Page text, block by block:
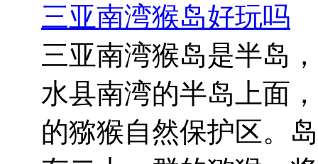
三亚南湾猴岛好玩吗
三亚南湾猴岛是半岛
水县南湾的半岛上面
的猕猴自然保护区。